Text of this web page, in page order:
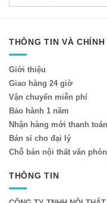
THÔNG TIN VÀ CHÍNH
Giới thiệu
Giao hàng 24 giờ
Vận chuyển miễn phí
Bảo hành 1 năm
Nhận hàng mới thanh toán
Bán sỉ cho đại lý
Chỗ bán nội thất văn
THÔNG TIN